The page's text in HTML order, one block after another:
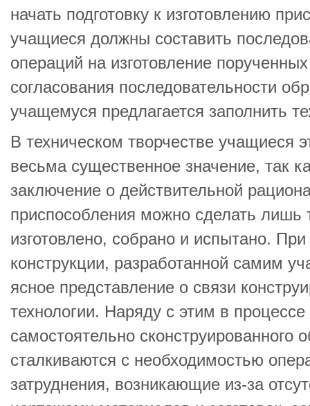
начать подготовку к изготовлению
учащиеся должны составить
операций на изготовление
согласования последовательности
учащемуся предлагается заполнить
В техническом творчестве учащиеся
весьма существенное значение, так
заключение о действительной
приспособления можно сделать лишь
изготовлено, собрано и испытано. При
конструкции, разработанной самим
ясное представление о связи
технологии. Наряду с этим в процессе
самостоятельно сконструированного
сталкиваются с необходимостью
затруднения, возникающие из-за